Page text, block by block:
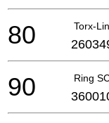
Torx-
80
Ring
90